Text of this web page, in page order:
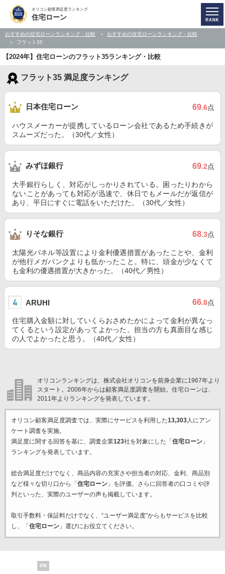
オリコン顧客満足度ランキング
住宅ローン
おすすめの住宅ローンランキング・比較
おすすめの住宅ローンランキング・比較
フラット35
【2024年】住宅ローンのフラット35ランキング・比較
フラット35 満足度ランキング
日本住宅ローン 69.6点
ハウスメーカーが提携しているローン会社であるため手続きが
スムーズだった。（30代／女性）
みずほ銀行 69.2点
大手銀行らしく、対応がしっかりされている。困ったりわから
ないことがあっても対応が迅速で、休日でもメールだが返信が
あり、平日にすぐに電話をいただけた。（30代／女性）
りそな銀行 68.3点
太陽光パネル等設置により金利優遇措置があったことや、金利
が他行メガバンクよりも低かったこと。特に、頭金が少なくて
も金利の優遇措置が大きかった。（40代／男性）
ARUHI 66.8点
住宅購入金額に対していくらおさめたかによって金利が異なっ
てくるという設定があってよかった。担当の方も真面目な感じ
の人でよかったと思う。（40代／女性）
オリコンランキングは、株式会社オリコンを前身企業に1967年より
スタート。2006年からは顧客満足度調査を開始。住宅ローンは、
2011年よりランキングを発表しています。
オリコン顧客満足度調査では、実際にサービスを利用した13,303人にアン
ケート調査を実施。
満足度に関する回答を基に、調査企業123社を対象にした「 住宅ローン」
ランキングを発表しています。
総合満足度だけでなく、商品内容の充実さや担当者の対応、金利、商品別
など様々な切り口から「 住宅ローン」を評価。さらに回答者の口コミや評
判といった、実際のユーザーの声も掲載しています。
取引手数料・保証料だけでなく、“ユーザー満足度”からもサービスを比較
し、「 住宅ローン」選びにお役立てください。
PR